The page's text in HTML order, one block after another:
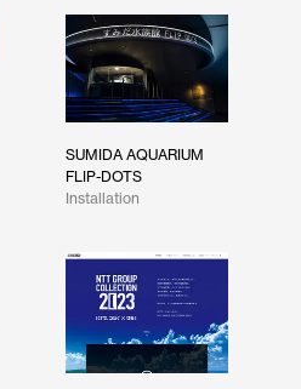
SUMIDA AQUARIUM
FLIP-DOTS
Installation